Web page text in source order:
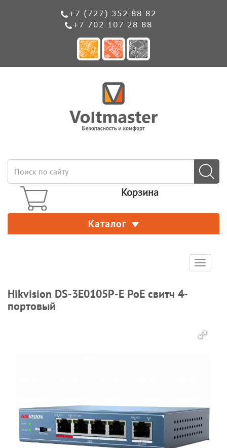
+7 (727) 352 88 82
+7 702 107 28 88
Корзина
Каталог
Toggle
Hikvision DS-3E0105P-E PoE свитч 4-
портовый